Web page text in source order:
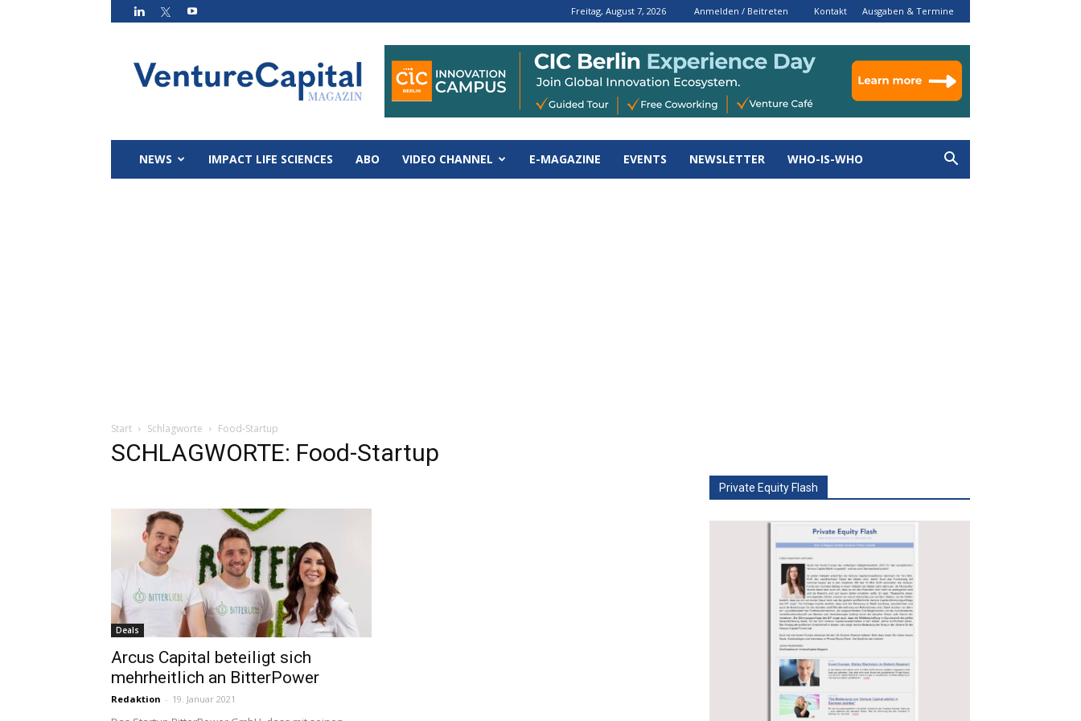
Freitag, August 7, 2026 Anmelden / Beitreten Kontakt Ausgaben & Termine
Magazin
NEWS IMPACT LIFE SCIENCES ABO VIDEO CHANNEL E-MAGAZINE EVENTS NEWSLETTER WHO-IS-WHO
Start Schlagworte Food-Startup
SCHLAGWORTE: Food-Startup
Deals
Arcus Capital beteiligt sich
mehrheitlich an BitterPower
Redaktion - 19. Januar 2021
Private Equity Flash